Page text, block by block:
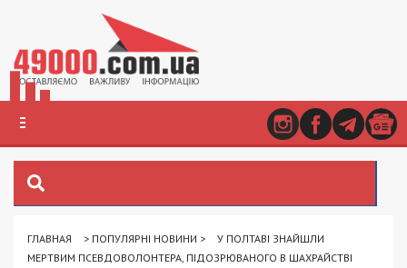
ГЛАВНАЯ > ПОПУЛЯРНІ НОВИНИ >
У ПОЛТАВІ ЗНАЙШЛИ
МЕРТВИМ ПСЕВДОВОЛОНТЕРА, ПІДОЗРЮВАНОГО В ШАХРАЙСТВІ